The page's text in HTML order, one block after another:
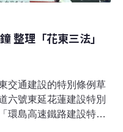
整理「花東三法」
交通建設的特別條例草
六號東延花蓮建設特別
環島高速鐵路建設特別